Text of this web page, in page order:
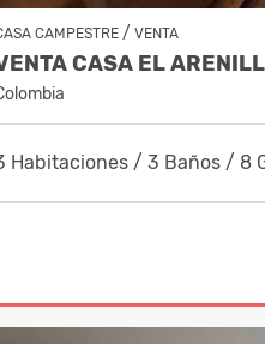
CAMPESTRE / VENTA
Habitaciones / 3 Baños / 8